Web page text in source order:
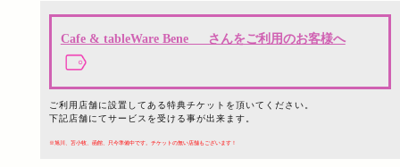
Cafe & tableWare Bene さんをご利用のお客様へ
ご利用店舗に設置してある特典チケットを頂いてください。
下記店舗にてサービスを受ける事が出来ます。
※旭川、苫小牧、函館、只今準備中です。チケットの無い店舗もございます！